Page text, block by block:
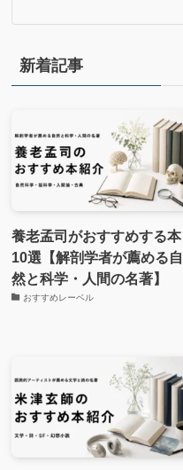
新着記事
養老孟司がおすすめする本
10選【解剖学者が薦める自
然と科学・人間の名著】
おすすめレーベル